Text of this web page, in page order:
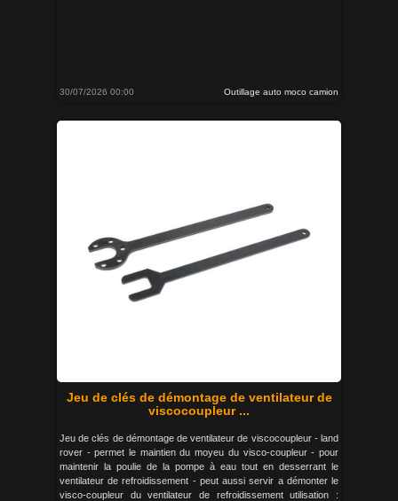
30/07/2026 00:00 Outillage auto moco camion
Jeu de clés de démontage de ventilateur de
viscocoupleur ...
Jeu de clés de démontage de ventilateur de viscocoupleur - land
rover - permet le maintien du moyeu du visco-coupleur - pour
maintenir la poulie de la pompe à eau tout en desserrant le
ventilateur de refroidissement - peut aussi servir a démonter le
visco-coupleur du ventilateur de refroidissement utilisation :